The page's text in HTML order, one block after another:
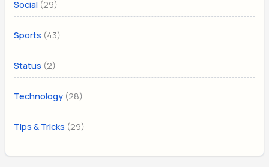
Social (29)
Sports (43)
Status (2)
Technology (28)
Tips & Tricks (29)